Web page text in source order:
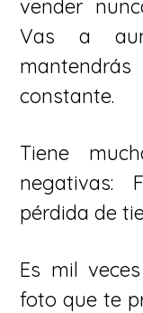
vender
Vas a
constante.
Tiene
negativas:
pérdida de
Es mil
foto que te